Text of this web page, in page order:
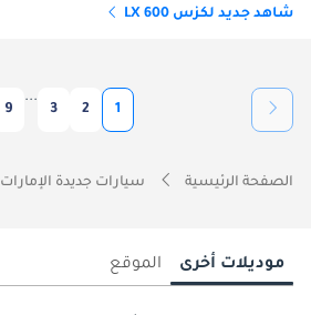
شاهد جديد لكزس LX 600
1
2
3
...
9
الصفحة الرئيسية سيارات جديدة الإمارات
موديلات أخرى الموقع